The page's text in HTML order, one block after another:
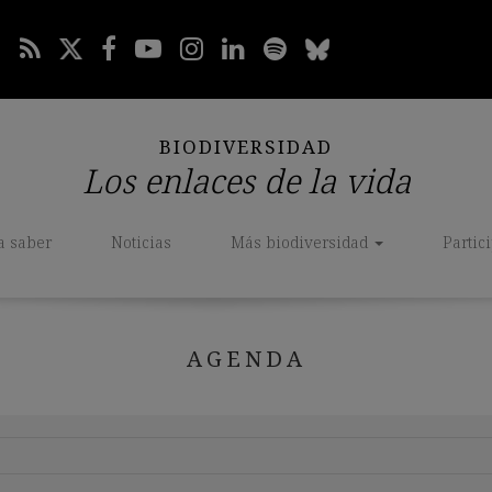
BIODIVERSIDAD
Los enlaces de la vida
saber Noticias Más biodiversidad
AGENDA